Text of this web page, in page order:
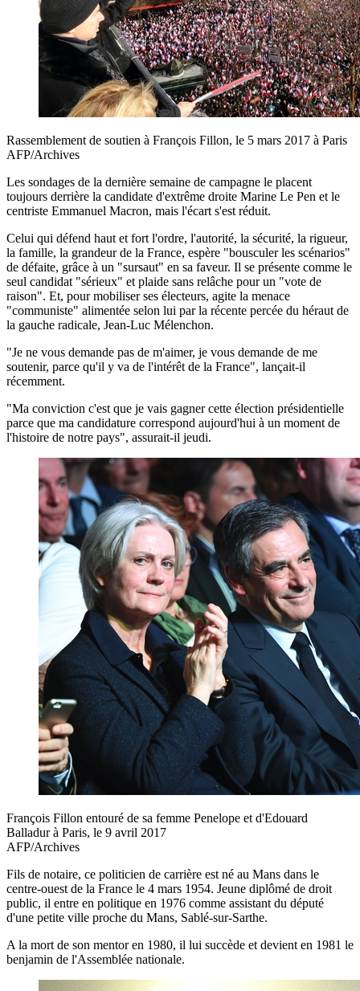
Rassemblement de soutien à François Fillon, le 5 mars 2017 à Paris
AFP/Archives
Les sondages de la dernière semaine de campagne le placent
toujours derrière la candidate d'extrême droite Marine Le Pen et le
centriste Emmanuel Macron, mais l'écart s'est réduit.
Celui qui défend haut et fort l'ordre, l'autorité, la sécurité, la rigueur,
la famille, la grandeur de la France, espère "bousculer les scénarios"
de défaite, grâce à un "sursaut" en sa faveur. Il se présente comme le
seul candidat "sérieux" et plaide sans relâche pour un "vote de
raison". Et, pour mobiliser ses électeurs, agite la menace
"communiste" alimentée selon lui par la récente percée du héraut de
la gauche radicale, Jean-Luc Mélenchon.
"Je ne vous demande pas de m'aimer, je vous demande de me
soutenir, parce qu'il y va de l'intérêt de la France", lançait-il
récemment.
"Ma conviction c'est que je vais gagner cette élection présidentielle
parce que ma candidature correspond aujourd'hui à un moment de
l'histoire de notre pays", assurait-il jeudi.
François Fillon entouré de sa femme Penelope et d'Edouard
Balladur à Paris, le 9 avril 2017
AFP/Archives
Fils de notaire, ce politicien de carrière est né au Mans dans le
centre-ouest de la France le 4 mars 1954. Jeune diplômé de droit
public, il entre en politique en 1976 comme assistant du député
d'une petite ville proche du Mans, Sablé-sur-Sarthe.
A la mort de son mentor en 1980, il lui succède et devient en 1981 le
benjamin de l'Assemblée nationale.